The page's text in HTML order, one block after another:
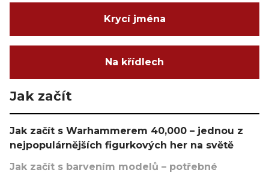
Krycí jména
Na křídlech
Jak začít
Jak začít s Warhammerem 40,000 – jednou z
nejpopulárnějších figurkových her na světě
Jak začít s barvením modelů – potřebné